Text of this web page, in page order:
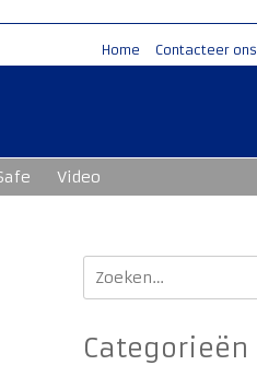
Home Contacteer ons
Video
Zoeken
naar:
Categorieën